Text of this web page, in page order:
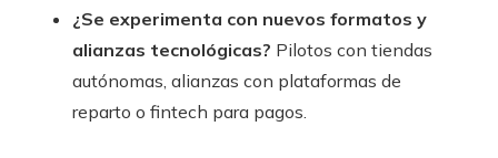
¿Se experimenta con nuevos formatos y
alianzas tecnológicas? Pilotos con tiendas
autónomas, alianzas con plataformas de
reparto o fintech para pagos.